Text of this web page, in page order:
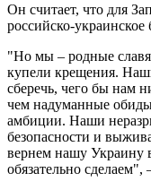
Он считает, что для
российско-украинское
"Но мы – родные
купели крещения.
сберечь, чего бы нам
чем надуманные
амбиции. Наши
безопасности и
вернем нашу Украину
обязательно